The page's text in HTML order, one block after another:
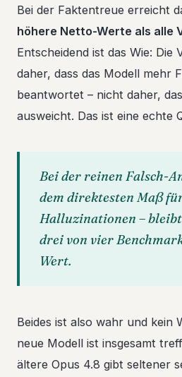
Bei der Faktentreue erreicht
höhere Netto-Werte als alle
Entscheidend ist das Wie: Die
daher, dass das Modell mehr
beantwortet – nicht daher,
ausweicht. Das ist eine echte
Bei der reinen Falsch-
dem direktesten Maß
Halluzinationen – bleibt
drei von vier
Wert.
Beides ist also wahr und kein
neue Modell ist insgesamt
ältere Opus 4.8 gibt seltener